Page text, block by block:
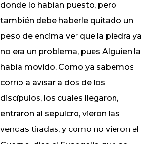
donde lo habían puesto, pero
también debe haberle quitado un
peso de encima ver que la piedra ya
no era un problema, pues Alguien la
había movido. Como ya sabemos
corrió a avisar a dos de los
discípulos, los cuales llegaron,
entraron al sepulcro, vieron las
vendas tiradas, y como no vieron el